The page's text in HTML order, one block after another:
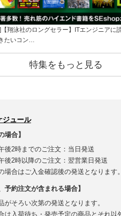
【翔泳社のロングセラー】ITエンジニアに
たいコン…
特集をもっと見る
ジュール
場合】
後2時までのご注文：当日発送
後2時以降のご注文：翌営業日発送
場合はご入金確認後の発送となります。
予約注文が含まれる場合】
がそろい次第の発送となります。
は入荷待ち・発売予定の商品とそれ以